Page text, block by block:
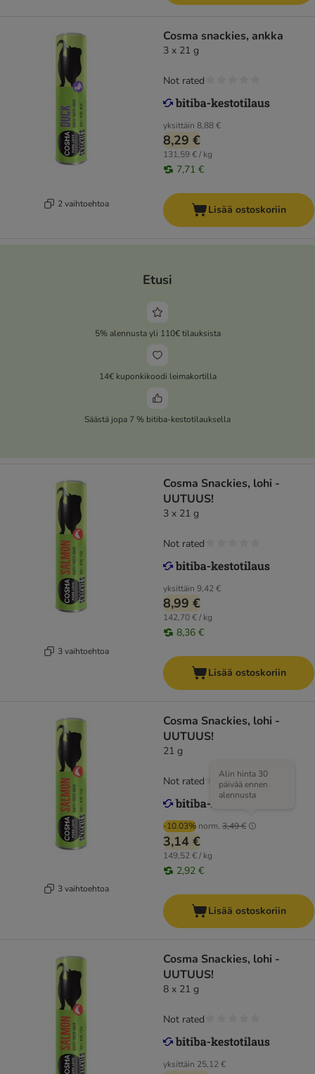
2 vaihtoehtoa
Cosma snackies, ankka
3 x 21 g
yksittäin 8,88 €
8,29 €
131,59 € / kg
7,71 €
Not rated
Lisää ostoskoriin
Etusi
5% alennusta yli 110€ tilauksista
14€ kuponkikoodi leimakortilla
Säästä jopa 7 % bitiba-kestotilauksella
3 vaihtoehtoa
Cosma Snackies, lohi -
UUTUUS!
3 x 21 g
yksittäin 9,42 €
8,99 €
142,70 € / kg
8,36 €
Not rated
Lisää ostoskoriin
3 vaihtoehtoa
Cosma Snackies, lohi -
UUTUUS!
21 g
-10.03% norm. 3,49 €
Alin hinta 30
päivää ennen
alennusta
3,14 €
149,52 € / kg
2,92 €
Not rated
Lisää ostoskoriin
Cosma Snackies, lohi -
UUTUUS!
8 x 21 g
yksittäin 25,12 €
Not rated